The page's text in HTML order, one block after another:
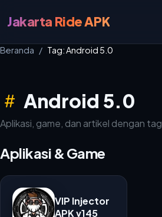
Jakarta Ride APK
Beranda Tag: Android 5.0
Android 5.0
Aplikasi, game, dan artikel dengan tag
Aplikasi & Game
VIP Injector
APK v145